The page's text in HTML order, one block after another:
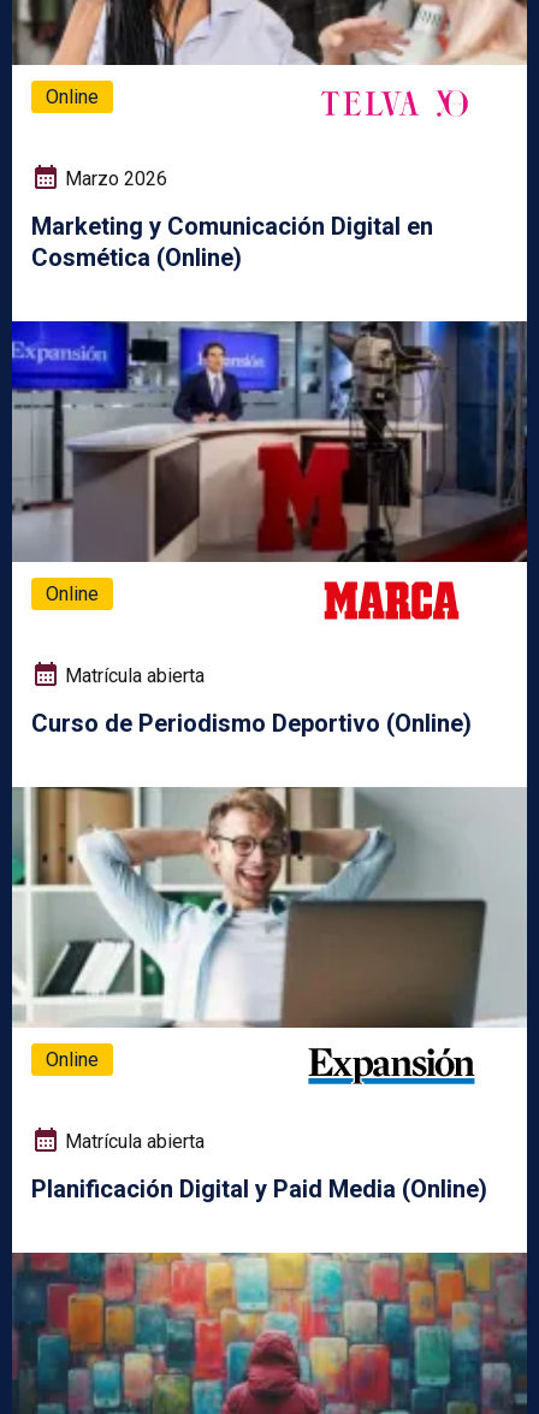
Online
Marzo 2026
Marketing y Comunicación Digital en
Cosmética (Online)
Online
Matrícula abierta
Curso de Periodismo Deportivo (Online)
Online
Matrícula abierta
Planificación Digital y Paid Media (Online)